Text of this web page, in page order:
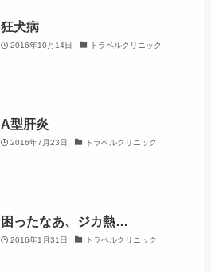
狂犬病
2016年10月14日 トラベルクリニック
A型肝炎
2016年7月23日 トラベルクリニック
困ったなあ、ジカ熱…
2016年1月31日 トラベルクリニック